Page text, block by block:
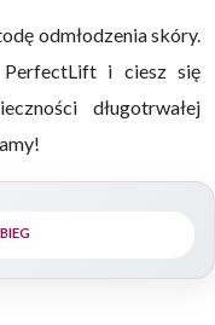
odmłodzenia skóry.
i ciesz się
długotrwałej